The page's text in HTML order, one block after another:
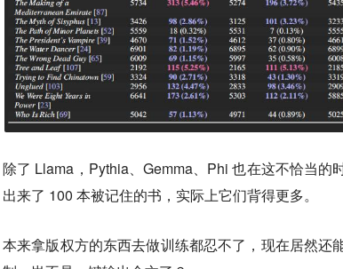
除了 Llama，Pythia、Gemma、Phi 也在这不恰当的
出来了 100 本被记住的书，实际上它们背得更多。
本来拿版权方的东西去做训练都忍不了，现在居然还